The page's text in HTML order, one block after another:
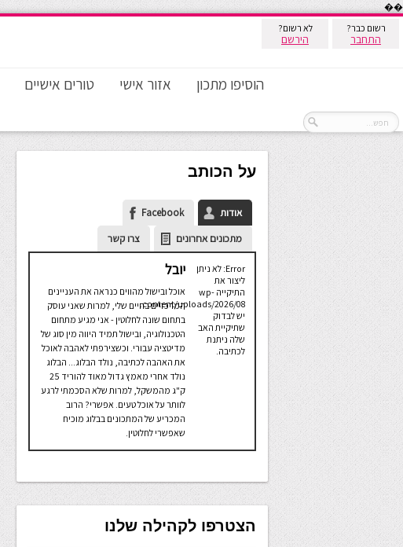
��
רשום כבר?
התחבר
לא רשום?
הירשם
הוסיפו מתכון אזור אישי טורים אישיים
על הכותב
אודות
Facebook
מתכונים אחרונים
צרו קשר
Error: לא ניתן
ליצור את
התיקייה wp-
content/uploads/2026/08.
יש לבדוק
שתיקיית האב
שלה ניתנת
לכתיבה.
יובל
אוכל ובישול מהווים כנראה את העניינים
המרכזיים בחיים שלי, למרות שאני עוסק
בתחום שונה לחלוטין - אני מגיע מתחום
הטכנולוגיה, ובישול תמיד היווה מין סוג של
מדיטציה עבורי. וכשצירפתי לאהבה לאוכל
את האהבה לכתיבה, נולד הבלוג... הבלוג
נולד אחרי מאמץ גדול מאוד להוריד 25
ק"ג מהמשקל, למרות שלא הסכמתי לרגע
לוותר על אוכל טעים. אפשרי? הרוב
המכריע של המתכונים בבלוג מוכיח
שאפשרי לחלוטין.
הצטרפו לקהילה שלנו